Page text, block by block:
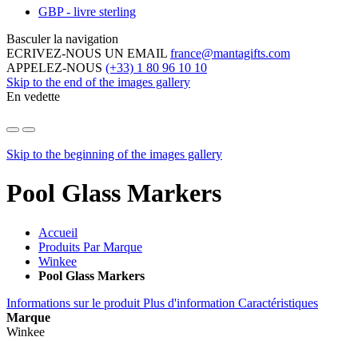
GBP - livre sterling
Basculer la navigation
ECRIVEZ-NOUS UN EMAIL france@mantagifts.com
APPELEZ-NOUS (+33) 1 80 96 10 10
Skip to the end of the images gallery
En vedette
Skip to the beginning of the images gallery
Pool Glass Markers
Accueil
Produits Par Marque
Winkee
Pool Glass Markers
Informations sur le produit Plus d'information Caractéristiques
Marque
Winkee